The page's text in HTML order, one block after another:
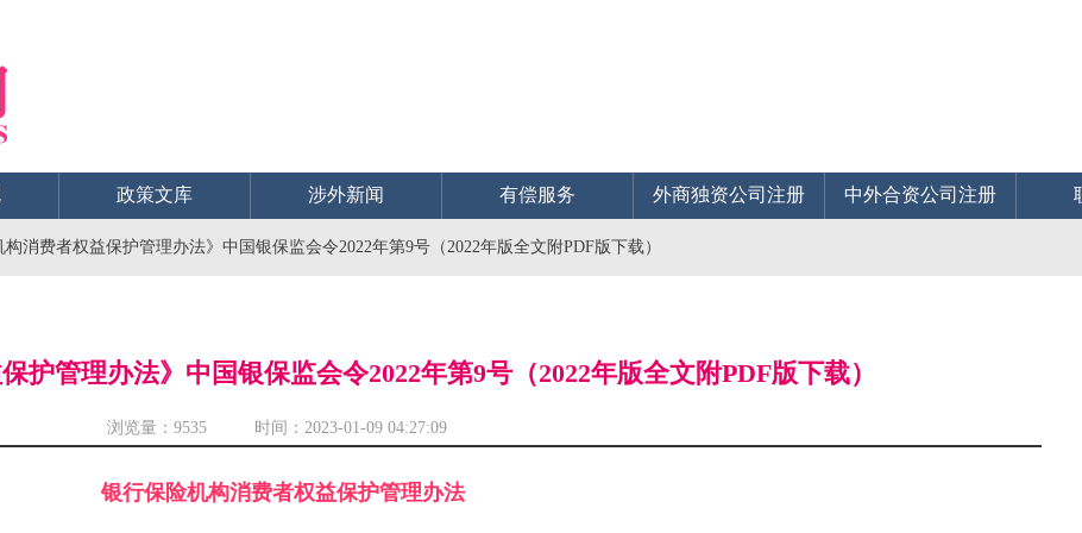
政策文库 涉外新闻 有偿服务 外商独资公司注册 中外合资公司注册
构消费者权益保护管理办法》中国银保监会令2022年第9号（2022年版全文附PDF版下载）
护管理办法》中国银保监会令2022年第9号（2022年版全文附PDF版下载）
浏览量： 9535 时间：2023-01-09 04:27:09
银行保险机构消费者权益保护管理办法